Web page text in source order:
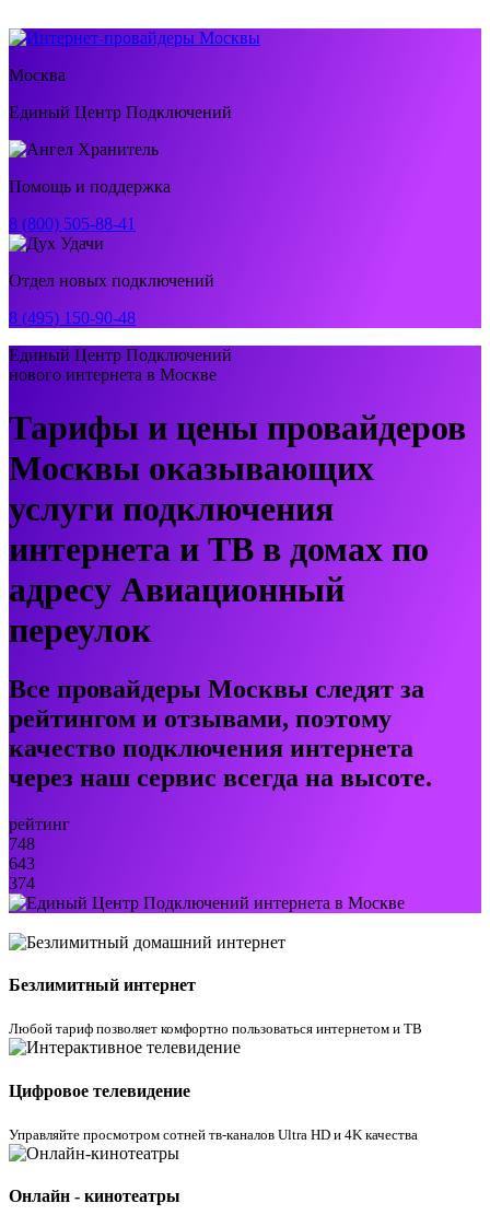
Москва
Единый Центр Подключений
Помощь и поддержка
8 (800) 505-88-41
Отдел новых подключений
8 (495) 150-90-48
Единый Центр Подключений
нового интернета в Москве
Тарифы и цены провайдеров
Москвы оказывающих
услуги подключения
интернета и ТВ в домах по
адресу Авиационный
переулок
Все провайдеры Москвы следят за
рейтингом и отзывами, поэтому
качество подключения интернета
через наш сервис всегда на высоте.
рейтинг
748
643
374
Безлимитный интернет
Любой тариф позволяет комфортно пользоваться интернетом и ТВ
Цифровое телевидение
Управляйте просмотром cотней тв-каналов Ultra HD и 4K качества
Онлайн - кинотеатры